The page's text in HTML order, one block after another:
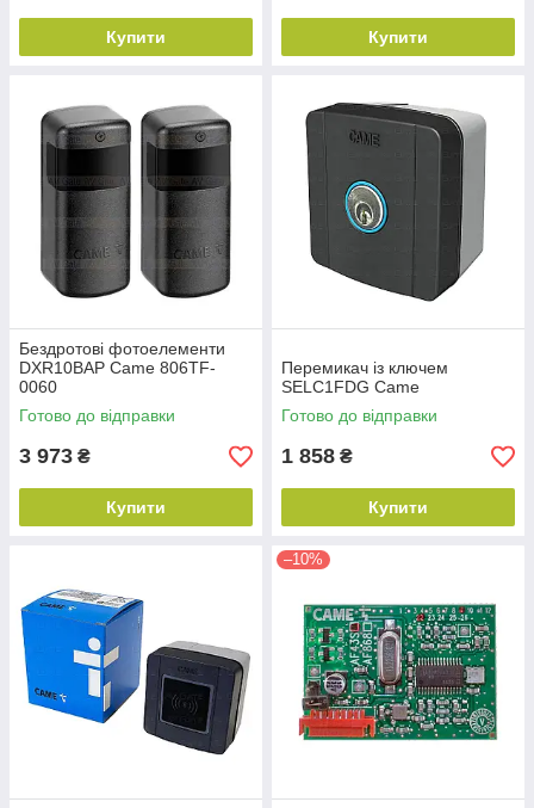
Купити Купити
Бездротові фотоелементи
DXR10BAP Came 806TF-
0060
Готово до відправки
3 973 ₴
Купити
Перемикач із ключем
SELC1FDG Came
Готово до відправки
1 858 ₴
Купити
–10%